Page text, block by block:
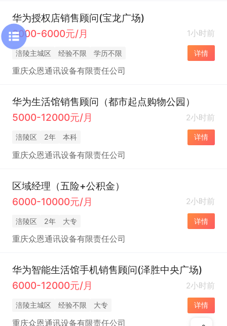
华为授权店销售顾问(宝龙广场)
3000-6000元/月
1小时前
涪陵主城区 经验不限 学历不限 详情
重庆众恩通讯设备有限责任公司
华为生活馆销售顾问（都市起点购物公园）
5000-12000元/月
2小时前
涪陵区 2年 本科 详情
重庆众恩通讯设备有限责任公司
区域经理（五险+公积金）
6000-10000元/月
2小时前
涪陵区 2年 大专 详情
重庆众恩通讯设备有限责任公司
华为智能生活馆手机销售顾问(泽胜中央广场)
6000-12000元/月
2小时前
涪陵主城区 经验不限 大专 详情
重庆众恩通讯设备有限责任公司